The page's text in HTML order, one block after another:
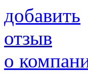
добавить
отзыв
о